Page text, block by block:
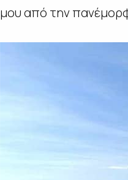
μου από την